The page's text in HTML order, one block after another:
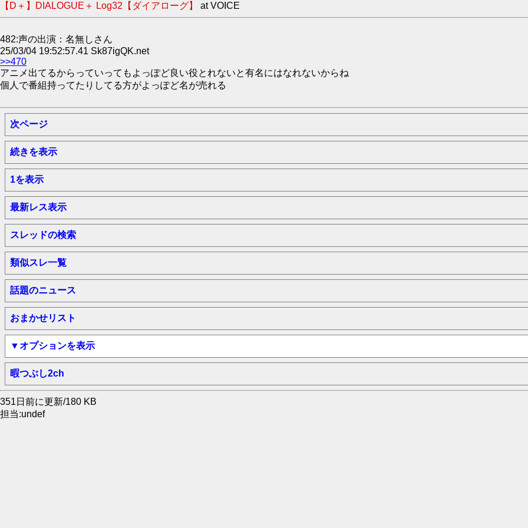
【D＋】DIALOGUE＋ Log32【ダイアローグ】 at VOICE
482:声の出演：名無しさん
25/03/04 19:52:57.41 Sk87igQK.net
>>470
アニメ出てるからっていってもよっぽど良い役とれないと有名にはなれないからね
個人で番組持ってたりしてる方がよっぽど名が売れる
次ページ
続きを表示
1を表示
最新レス表示
スレッドの検索
類似スレ一覧
話題のニュース
おまかせリスト
▼オプションを表示
暇つぶし2ch
351日前に更新/180 KB
担当:undef